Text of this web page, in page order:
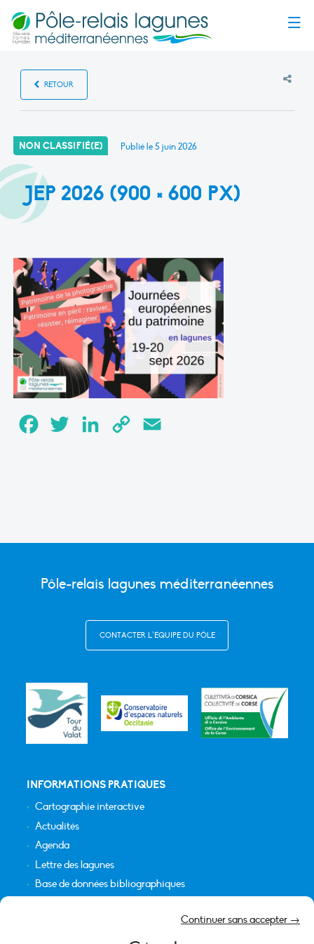
Continuer sans accepter →
RETOUR
NON CLASSIFIÉ(E) Publié le5 juin 2026
JEP 2026 (900 × 600 PX)
FacebookTwitter LinkedInCopy
Pôle-relais lagunes méditerranéennes
CONTACTER L’ÉQUIPE DU PÔLE
INFORMATIONS PRATIQUES
Cartographie interactive
Actualités
Agenda
Lettre des lagunes
Base de données bibliographiques